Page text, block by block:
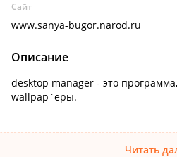
Сайт
www.sanya-bugor.narod.ru
Описание
desktop manager - это
wallpap`еры.
Читать